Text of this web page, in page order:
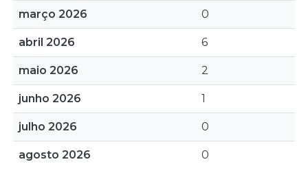
março 2026 0
abril 2026 6
maio 2026 2
junho 2026 1
julho 2026 0
agosto 2026 0